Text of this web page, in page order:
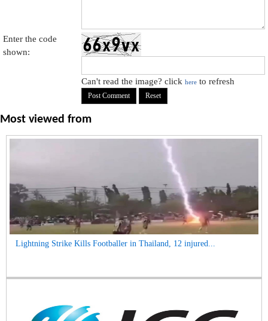
Enter the code
shown:
Can't read the image? clickhere to refresh
Most viewed from
Lightning Strike Kills Footballer in Thailand, 12 injured...